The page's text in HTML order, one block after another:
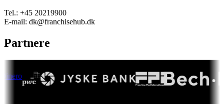
Tel.: +45 20219900
E-mail: dk@franchisehub.dk
Partnere